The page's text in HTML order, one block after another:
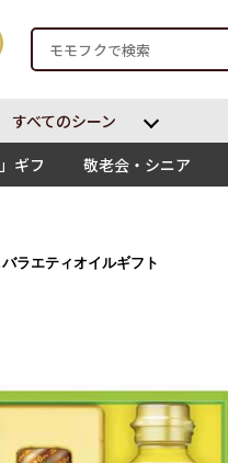
すべてのシーン
ギフ
敬老会・シニア
ラエティオイルギフト